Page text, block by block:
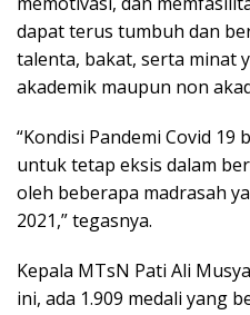
dapat terus tumbuh dan
talenta, bakat, serta minat
akademik maupun non
“Kondisi Pandemi Covid
untuk tetap eksis dalam
oleh beberapa madrasah
2021,” tegasnya.
Kepala MTsN Pati Ali
ini, ada 1.909 medali yang